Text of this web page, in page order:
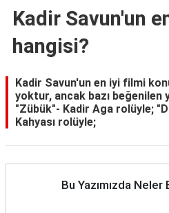
Oyun
Yaşam
Hukuk
Blog
Kadir Savun'un
hangisi?
Kadir Savun'un en iyi filmi
yoktur, ancak bazı beğenilen
"Zübük"- Kadir Aga rolüyle;
Kahyası rolüyle;
Bu Yazımızda Neler